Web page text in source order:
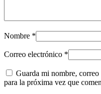
Nombre *
Correo electrónico *
Guarda mi nombre,
para la próxima vez que